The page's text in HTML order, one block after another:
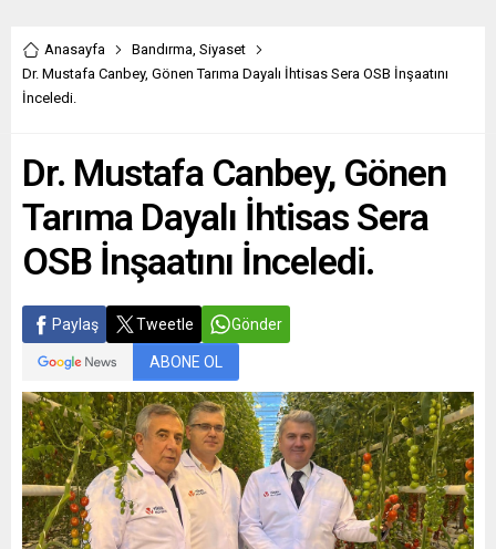
Anasayfa Bandırma Siyaset
Dr. Mustafa Canbey, Gönen Tarıma Dayalı İhtisas Sera OSB İnşaatını
İnceledi.
Dr. Mustafa Canbey, Gönen
Tarıma Dayalı İhtisas Sera
OSB İnşaatını İnceledi.
Paylaş Tweetle Gönder
ABONE OL